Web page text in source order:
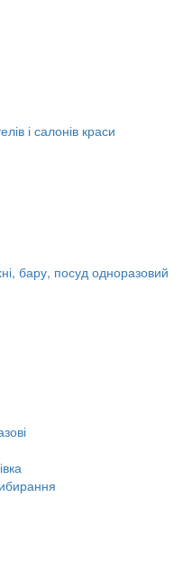
і салонів краси
бару, посуд одноразовий